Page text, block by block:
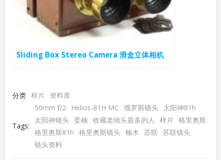
Sliding Box Stereo Camera 滑盒立体相机
分类 样片 资料库
Tags:
50mm f/2 Helios-81H MC 俄罗斯镜头 太阳神81h
太阳神镜头 姜楠 收藏老镜头最多的人 样片 格里奥斯
格里奥斯81h 格里奥斯镜头 楠木 苏联 苏联镜头
镜头资料